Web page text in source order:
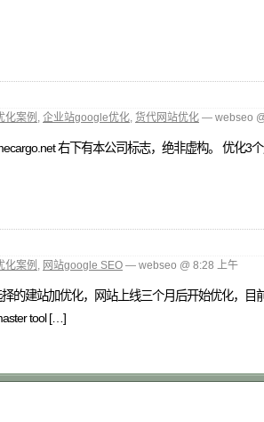
化案例 , 企业站google优化, 货代网站优化 — webseo
右下有本公司标志，绝非虚构。 优化3
化案例 , 网站google SEO — webseo @ 8:28 上午
的建站加优化，网站上线三个月后开始优化，目
tool […]